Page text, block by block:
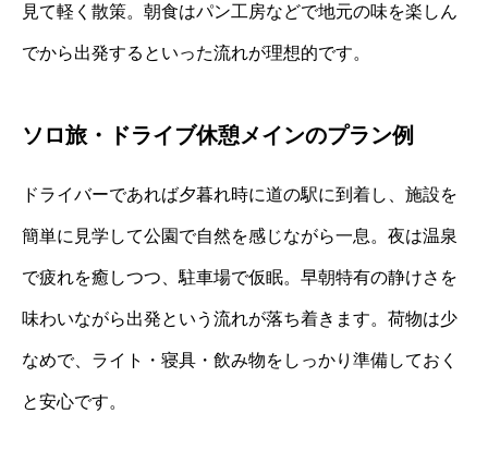
見て軽く散策。朝食はパン工房などで地元の味を楽しん
でから出発するといった流れが理想的です。
ソロ旅・ドライブ休憩メインのプラン例
ドライバーであれば夕暮れ時に道の駅に到着し、施設を
簡単に見学して公園で自然を感じながら一息。夜は温泉
で疲れを癒しつつ、駐車場で仮眠。早朝特有の静けさを
味わいながら出発という流れが落ち着きます。荷物は少
なめで、ライト・寝具・飲み物をしっかり準備しておく
と安心です。